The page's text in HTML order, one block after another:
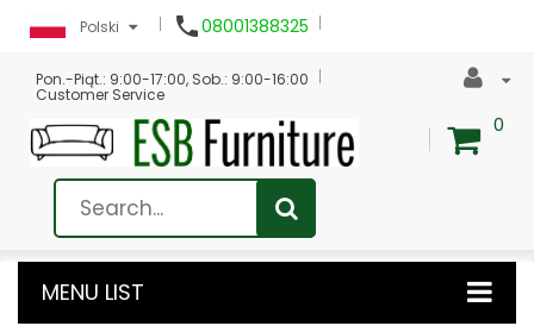
Polski 08001388325
Pon.-Piąt.: 9:00-17:00, Sob.: 9:00-16:00
Customer Service
0
MENU LIST